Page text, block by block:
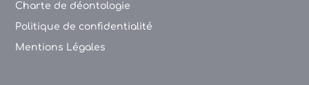
Charte de déontologie
Politique de confidentialité
Mentions Légales